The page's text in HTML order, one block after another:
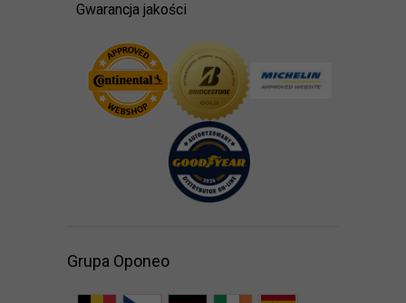
Gwarancja jakości
Grupa Oponeo